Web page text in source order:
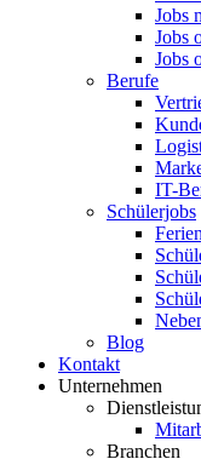
Jobs
Jobs
Jobs
Berufe
IT-
Schülerjobs
Blog
Kontakt
Unternehmen
Branchen